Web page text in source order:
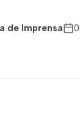
de Imprensa